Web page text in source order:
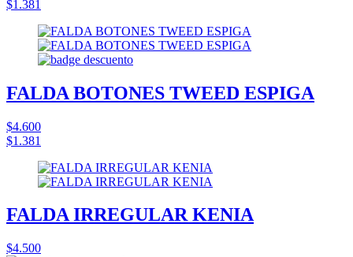
$1.381
FALDA BOTONES TWEED ESPIGA
$4.600
$1.381
FALDA IRREGULAR KENIA
$4.500